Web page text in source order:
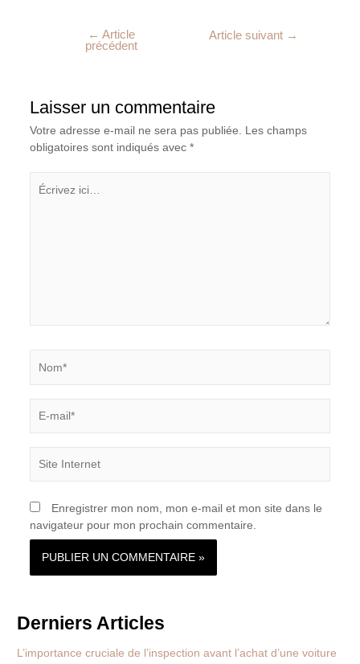
← Article
précédent
Article suivant →
Laisser un commentaire
Votre adresse e-mail ne sera pas publiée.
Les champs
obligatoires sont indiqués avec *
ici…
mail*
Internet
Enregistrer mon nom, mon e-mail et mon site dans le
navigateur pour mon prochain commentaire.
Derniers Articles
L’importance cruciale de l’inspection avant l’achat d’une voiture